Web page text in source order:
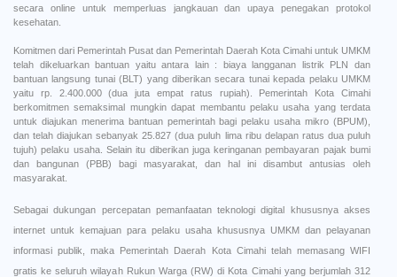
secara online untuk memperluas jangkauan dan upaya penegakan protokol
kesehatan.
Komitmen dari Pemerintah Pusat dan Pemerintah Daerah Kota Cimahi untuk UMKM
telah dikeluarkan bantuan yaitu antara lain : biaya langganan listrik PLN dan
bantuan langsung tunai (BLT) yang diberikan secara tunai kepada pelaku UMKM
yaitu rp. 2.400.000 (dua juta empat ratus rupiah). Pemerintah Kota Cimahi
berkomitmen semaksimal mungkin dapat membantu pelaku usaha yang terdata
untuk diajukan menerima bantuan pemerintah bagi pelaku usaha mikro (BPUM),
dan telah diajukan sebanyak 25.827 (dua puluh lima ribu delapan ratus dua puluh
tujuh) pelaku usaha. Selain itu diberikan juga keringanan pembayaran pajak bumi
dan bangunan (PBB) bagi masyarakat, dan hal ini disambut antusias oleh
masyarakat.
Sebagai dukungan percepatan pemanfaatan teknologi digital khususnya akses
internet untuk kemajuan para pelaku usaha khususnya UMKM dan pelayanan
informasi publik, maka Pemerintah Daerah Kota Cimahi telah memasang WIFI
gratis ke seluruh wilayah Rukun Warga (RW) di Kota Cimahi yang berjumlah 312